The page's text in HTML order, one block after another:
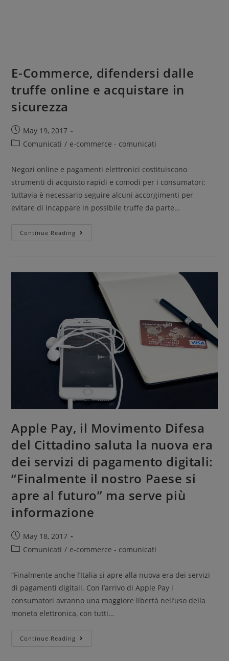
E-Commerce, difendersi dalle
truffe online e acquistare in
sicurezza
May 19, 2017
Comunicati / e-commerce - comunicati
Negozi online e pagamenti elettronici costituiscono
strumenti di acquisto rapidi e comodi per i consumatori;
tuttavia è necessario seguire alcuni accorgimenti per
evitare di incappare in possibile truffe da parte…
Continue Reading
Apple Pay, il Movimento Difesa
del Cittadino saluta la nuova era
dei servizi di pagamento digitali:
“Finalmente il nostro Paese si
apre al futuro” ma serve più
informazione
May 18, 2017
Comunicati / e-commerce - comunicati
“Finalmente anche l’Italia si apre alla nuova era dei servizi
di pagamenti digitali. Con l’arrivo di Apple Pay i
consumatori avranno una maggiore libertà nell’uso della
moneta elettronica, con tutti…
Continue Reading